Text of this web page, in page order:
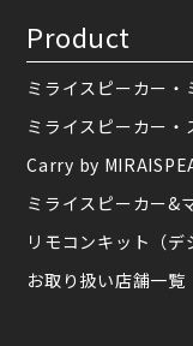
Product
ミライスピーカー・
ミライスピーカー・
Carry by
ミライスピーカー&
リモコンキット（デ
お取り扱い店舗一覧